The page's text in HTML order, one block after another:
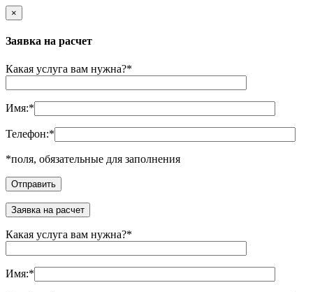
×
Заявка на расчет
Какая услуга вам нужна?*
Имя:*
Телефон:*
*поля, обязательные для заполнения
Заявка на расчет
Какая услуга вам нужна?*
Имя:*